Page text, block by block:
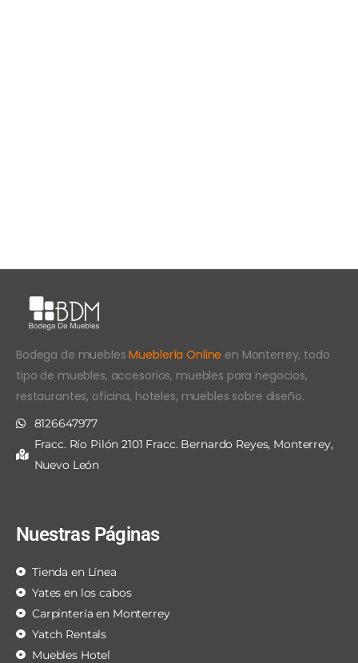
Bodega de mueblesMueblería Online en Monterrey, todo
tipo de muebles, accesorios, muebles para negocios,
restaurantes, oficina, hoteles, muebles sobre diseño.
8126647977
Fracc. Río Pilón 2101 Fracc. Bernardo Reyes, Monterrey,
Nuevo León
Nuestras Páginas
Tienda en Línea
Yates en los cabos
Carpintería en Monterrey
Yatch Rentals
Muebles Hotel